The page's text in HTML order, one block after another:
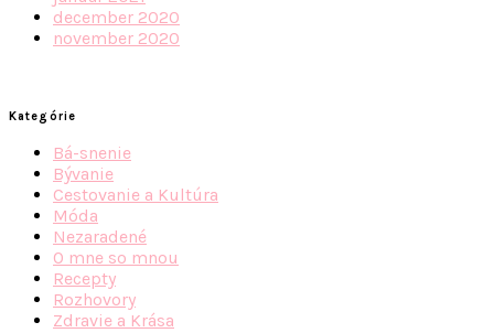
december 2020
november 2020
Kategórie
Bá-snenie
Bývanie
Cestovanie a Kultúra
Móda
Nezaradené
O mne so mnou
Recepty
Rozhovory
Zdravie a Krása